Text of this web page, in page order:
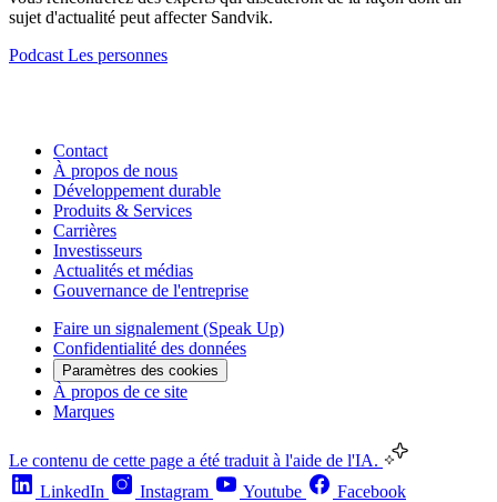
sujet d'actualité peut affecter Sandvik.
Podcast Les personnes
Contact
À propos de nous
Développement durable
Produits & Services
Carrières
Investisseurs
Actualités et médias
Gouvernance de l'entreprise
Faire un signalement (Speak Up)
Confidentialité des données
Paramètres des cookies
À propos de ce site
Marques
Le contenu de cette page a été traduit à l'aide de l'IA.
LinkedIn
Instagram Youtube Facebook